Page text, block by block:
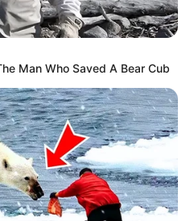
Man Who Saved A Bear Cub